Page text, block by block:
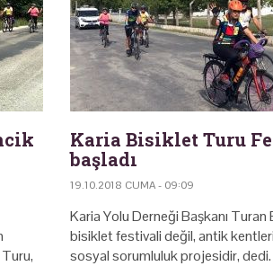
Karia Bisiklet Turu
başladı
19.10.2018 CUMA - 09:09
Karia Yolu Derneği Başkanı
bisiklet festivali değil, antik
sosyal sorumluluk projesidir, dedi.